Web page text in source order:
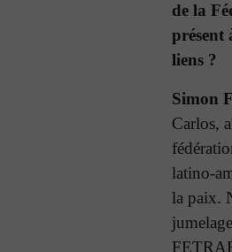
de la
présent
liens ?
Simon
Carlos,
latino-
la paix.